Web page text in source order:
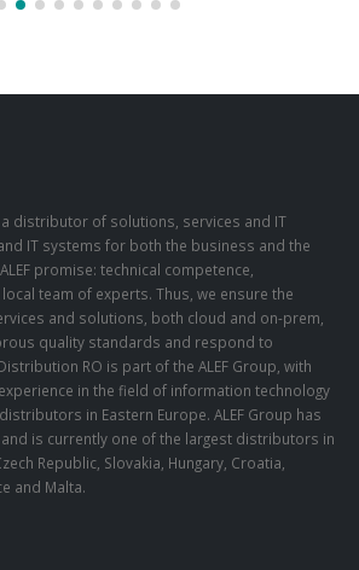
a distributor of solutions, services and IT
IT systems for both the business and the
promise: technical competence,
team of experts. Thus, we ensure the
and solutions, both cloud and on-prem,
quality standards and respond to
RO is part of the ALEF Group, with
in the field of information technology
in Eastern Europe. ALEF Group has
is currently one of the largest distributors in
Republic, Slovakia, Hungary, Croatia,
and Malta.